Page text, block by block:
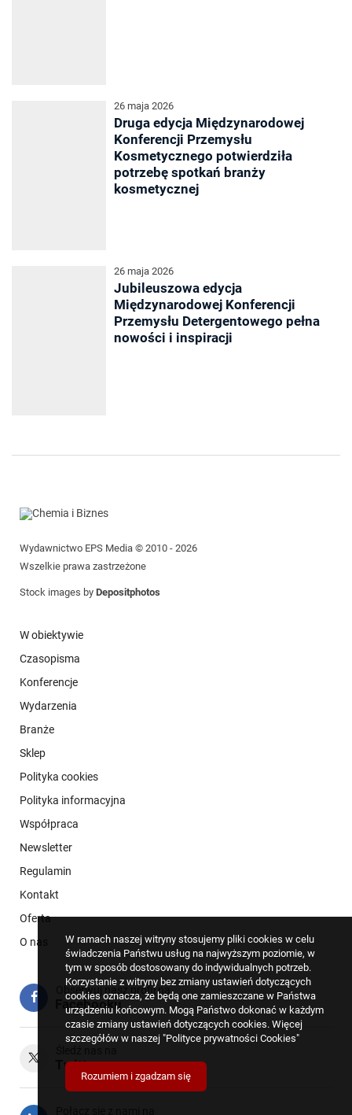
W ramach naszej witryny stosujemy pliki cookies w celu
świadczenia Państwu usług na najwyższym poziomie, w
tym w sposób dostosowany do indywidualnych potrzeb.
Korzystanie z witryny bez zmiany ustawień dotyczących
cookies oznacza, że będą one zamieszczane w Państwa
urządzeniu końcowym. Mogą Państwo dokonać w każdym
czasie zmiany ustawień dotyczących cookies. Więcej
szczegółów w naszej "Polityce prywatności Cookies"
Rozumiem i zgadzam się
26 maja 2026
Druga edycja Międzynarodowej
Konferencji Przemysłu
Kosmetycznego potwierdziła
potrzebę spotkań branży
kosmetycznej
26 maja 2026
Jubileuszowa edycja
Międzynarodowej Konferencji
Przemysłu Detergentowego pełna
nowości i inspiracji
Wydawnictwo EPS Media © 2010 - 2026
Wszelkie prawa zastrzeżone
Stock images by Depositphotos
W obiektywie
Czasopisma
Konferencje
Wydarzenia
Branże
Sklep
Polityka cookies
Polityka informacyjna
Współpraca
Newsletter
Regulamin
Kontakt
Oferta
O nas
Obserwuj nasz profil na
Facebooku
Twitterze